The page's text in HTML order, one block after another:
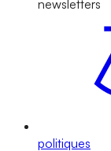
newsletters
politiques